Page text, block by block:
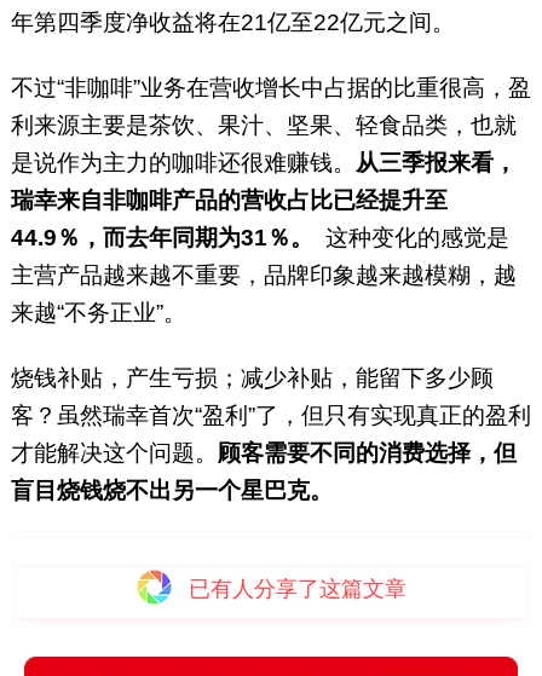
年第四季度净收益将在21亿至22亿元之间。
不过“非咖啡”业务在营收增长中占据的比重很高，盈
利来源主要是茶饮、果汁、坚果、轻食品类，也就
是说作为主力的咖啡还很难赚钱。 从三季报来看，
瑞幸来自非咖啡产品的营收占比已经提升至
44.9％，而去年同期为31％。 这种变化的感觉是
主营产品越来越不重要，品牌印象越来越模糊，越
来越“不务正业”。
烧钱补贴，产生亏损；减少补贴，能留下多少顾
客？虽然瑞幸首次“盈利”了，但只有实现真正的盈利
才能解决这个问题。 顾客需要不同的消费选择，但
盲目烧钱烧不出另一个星巴克。
已有 人分享了这篇文章